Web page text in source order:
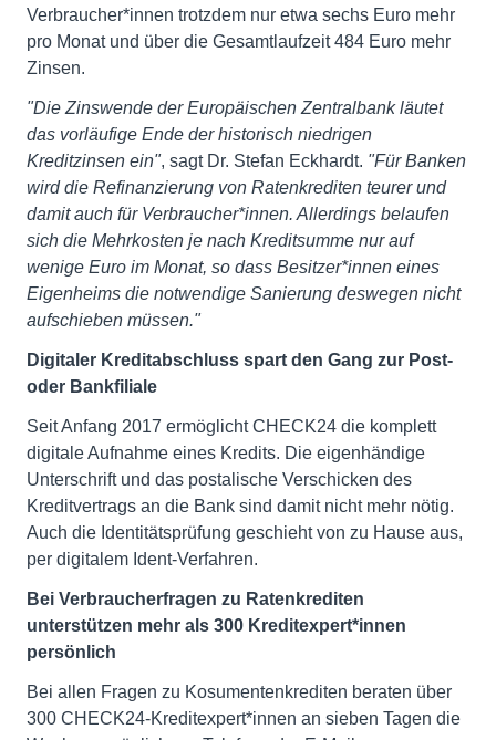
Verbraucher*innen trotzdem nur etwa sechs Euro mehr
pro Monat und über die Gesamtlaufzeit 484 Euro mehr
Zinsen.
"Die Zinswende der Europäischen Zentralbank läutet
das vorläufige Ende der historisch niedrigen
Kreditzinsen ein", sagt Dr. Stefan Eckhardt. "Für Banken
wird die Refinanzierung von Ratenkrediten teurer und
damit auch für Verbraucher*innen. Allerdings belaufen
sich die Mehrkosten je nach Kreditsumme nur auf
wenige Euro im Monat, so dass Besitzer*innen eines
Eigenheims die notwendige Sanierung deswegen nicht
aufschieben müssen."
Digitaler Kreditabschluss spart den Gang zur Post-
oder Bankfiliale
Seit Anfang 2017 ermöglicht CHECK24 die komplett
digitale Aufnahme eines Kredits. Die eigenhändige
Unterschrift und das postalische Verschicken des
Kreditvertrags an die Bank sind damit nicht mehr nötig.
Auch die Identitätsprüfung geschieht von zu Hause aus,
per digitalem Ident-Verfahren.
Bei Verbraucherfragen zu Ratenkrediten
unterstützen mehr als 300 Kreditexpert*innen
persönlich
Bei allen Fragen zu Kosumentenkrediten beraten über
300 CHECK24-Kreditexpert*innen an sieben Tagen die